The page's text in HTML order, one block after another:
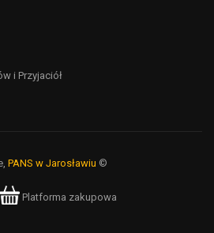
i Przyjaciół
PANS w Jarosławiu ©
Platforma zakupowa